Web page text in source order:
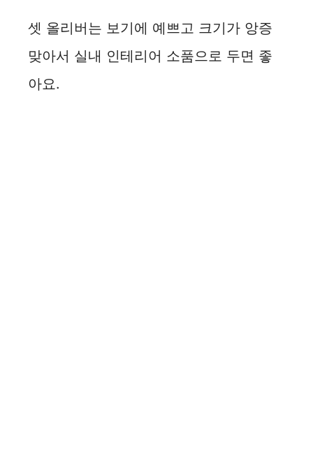
셋 올리버는 보기에 예쁘고 크기가 앙증
맞아서 실내 인테리어 소품으로 두면 좋
아요.